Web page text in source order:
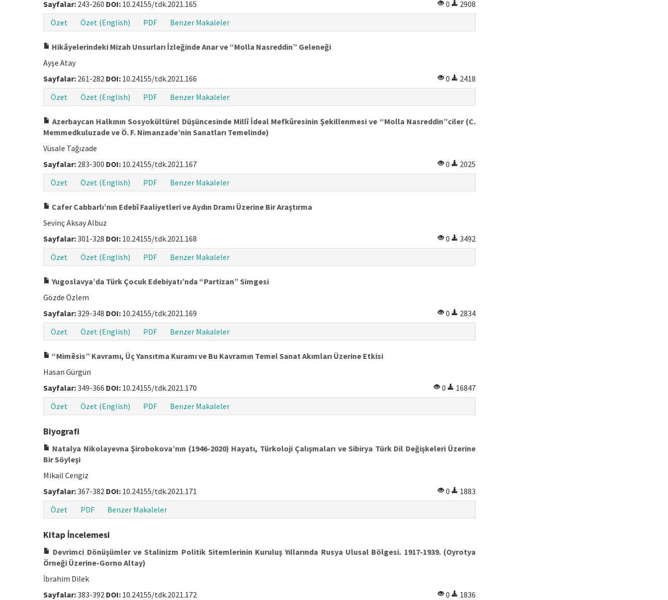
Sayfalar: 243-260 DOI: 10.24155/tdk.2021.165 0
2908
Özet
Özet (English) PDF Benzer Makaleler
Hikâyelerindeki Mizah Unsurları İzleğinde Anar ve “Molla Nasreddin” Geleneği
Ayşe Atay
Sayfalar: 261-282 DOI: 10.24155/tdk.2021.166 0
2418
Özet
Özet (English) PDF Benzer Makaleler
Azerbaycan Halkının Sosyokültürel Düşüncesinde Millî İdeal Mefkûresinin Şekillenmesi ve “Molla Nasreddin”ciler (C.
Memmedkuluzade ve Ö. F. Nimanzade’nin Sanatları Temelinde)
Vüsale Tağızade
Sayfalar: 283-300 DOI: 10.24155/tdk.2021.167 0
2025
Özet
Özet (English) PDF Benzer Makaleler
Cafer Cabbarlı’nın Edebî Faaliyetleri ve Aydın Dramı Üzerine Bir Araştırma
Sevinç Aksay Albuz
Sayfalar:301-328 DOI: 10.24155/tdk.2021.168 0
3492
Özet
Özet (English) PDF Benzer Makaleler
Yugoslavya’da Türk Çocuk Edebiyatı’nda “Partizan” Simgesi
Gözde Özlem
Sayfalar:329-348 DOI: 10.24155/tdk.2021.169 0
2834
Özet
Özet (English) PDF Benzer Makaleler
“Mimêsis” Kavramı, Üç Yansıtma Kuramı ve Bu Kavramın Temel Sanat Akımları Üzerine Etkisi
Hasan Gürgün
Sayfalar:349-366 DOI: 10.24155/tdk.2021.170 0
16847
Özet
Özet (English) PDF Benzer Makaleler
Biyografi
Natalya Nikolayevna Şirobokova’nın (1946-2020) Hayatı, Türkoloji Çalışmaları ve Sibirya Türk Dil Değişkeleri Üzerine
Bir Söyleşi
Mikail Cengiz
Sayfalar:367-382 DOI: 10.24155/tdk.2021.171 0
1883
Özet
PDF Benzer Makaleler
Kitap İncelemesi
Devrimci Dönüşümler ve Stalinizm Politik Sitemlerinin Kuruluş Yıllarında Rusya Ulusal Bölgesi. 1917-1939. (Oyrotya
Örneği Üzerine-Gorno Altay)
İbrahim Dilek
Sayfalar:383-392 DOI: 10.24155/tdk.2021.172 0 1836